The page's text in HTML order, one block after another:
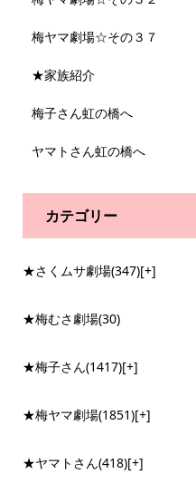
梅ヤマ劇場☆その３７
★家族紹介
梅子さん虹の橋へ
ヤマトさん虹の橋へ
カテゴリー
★さくムサ劇場(347)[+]
★梅むさ劇場(30)
★梅子さん(1417)[+]
★梅ヤマ劇場(1851)[+]
★ヤマトさん(418)[+]